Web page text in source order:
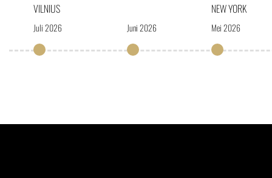
VILNIUS
Juli 2026 Juni 2026
NEW YORK
Mei 2026